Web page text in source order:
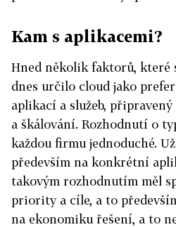
Kam s aplikacemi?
Hned několik faktorů, které
dnes určilo cloud jako
aplikací a služeb,
a škálování. Rozhodnutí o
každou firmu jednoduché.
především na konkrétní
takovým rozhodnutím měl
priority a cíle, a to
na ekonomiku řešení, a to